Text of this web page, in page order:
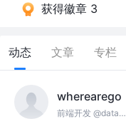
获得徽章 3
动态 文章 专栏
wherearego
前端开发 @dataqin